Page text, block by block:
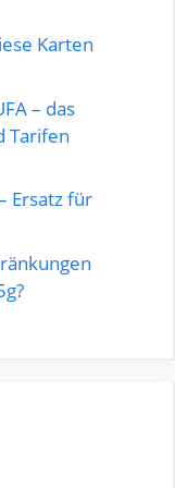
Karten
– das
Tarifen
Ersatz für